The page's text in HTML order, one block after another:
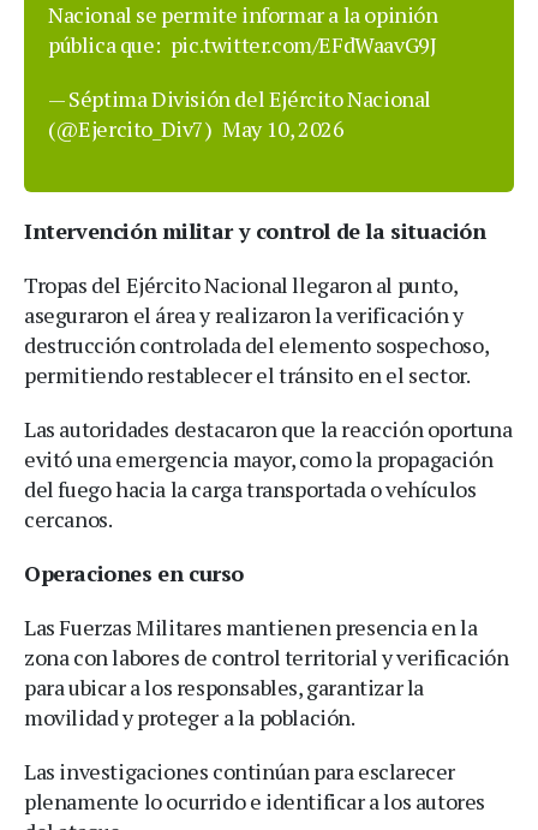
Nacional se permite informar a la opinión
pública que: pic.twitter.com/EFdWaavG9J
— Séptima División del Ejército Nacional
(@Ejercito_Div7) May 10, 2026
Intervención militar y control de la situación
Tropas del Ejército Nacional llegaron al punto,
aseguraron el área y realizaron la verificación y
destrucción controlada del elemento sospechoso,
permitiendo restablecer el tránsito en el sector.
Las autoridades destacaron que la reacción oportuna
evitó una emergencia mayor, como la propagación
del fuego hacia la carga transportada o vehículos
cercanos.
Operaciones en curso
Las Fuerzas Militares mantienen presencia en la
zona con labores de control territorial y verificación
para ubicar a los responsables, garantizar la
movilidad y proteger a la población.
Las investigaciones continúan para esclarecer
plenamente lo ocurrido e identificar a los autores